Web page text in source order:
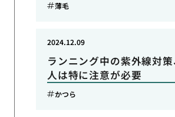
薄毛
ランニング中の紫外線対
人は特に注意が必要
2024.12.09
かつら